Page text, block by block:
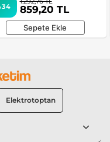
859,20 TL
Sepete Ekle
Elektrotoptan